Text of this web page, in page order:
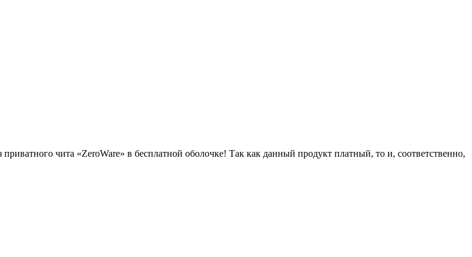
чита «ZeroWare» в бесплатной оболочке! Так как данный продукт платный, то и, соответственно,